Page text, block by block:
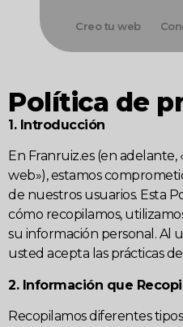
Creo tu web
Política de
1. Introducción
En Franruiz.es (en adelante,
web»), estamos
de nuestros usuarios. Esta
cómo recopilamos,
su información personal. Al
usted acepta las prácticas
2. Información que
Recopilamos diferentes